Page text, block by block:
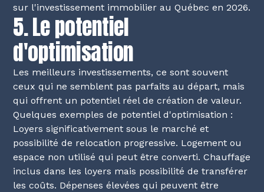
sur l'investissement immobilier au Québec en 2026.
5. Le potentiel
d'optimisation
Les meilleurs investissements, ce sont souvent
ceux qui ne semblent pas parfaits au départ, mais
qui offrent un potentiel réel de création de valeur.
Quelques exemples de potentiel d'optimisation :
Loyers significativement sous le marché et
possibilité de relocation progressive. Logement ou
espace non utilisé qui peut être converti. Chauffage
inclus dans les loyers mais possibilité de transférer
les coûts. Dépenses élevées qui peuvent être